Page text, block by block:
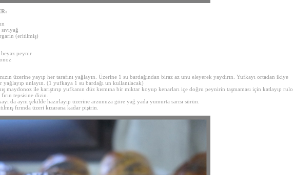
(eritilmiş)
peynir
üzerine yayıp her tarafını yağlayın. Üzerine 1 su bardağından biraz az unu eleyerek yaydırın. Yufkayı ortadan ikiye
yağlayıp unlayın. (1 yufkaya 1 su bardağı un kullanılacak)
maydonoz ile karıştırıp yufkanın düz kısmına bir miktar koyup kenarları içe doğru peynirin taşmaması için katlayıp rulo
tepsisine dizin.
da aynı şekilde hazırlayıp üzerine arzunuza göre yağ yada yumurta sarısı sürün.
fırında üzeri kızarana kadar pişirin.